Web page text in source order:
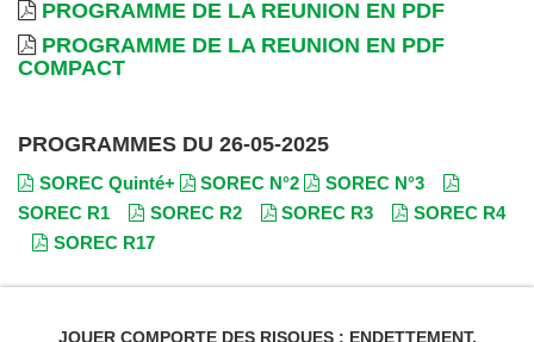
PROGRAMME DE LA REUNION EN PDF
PROGRAMME DE LA REUNION EN PDF
COMPACT
PROGRAMMES DU 26-05-2025
SOREC Quinté+ SOREC N°2
SOREC N°3
SOREC R1
SOREC R2 SOREC R3
SOREC R4
SOREC R17
JOUER COMPORTE DES RISQUES : ENDETTEMENT,